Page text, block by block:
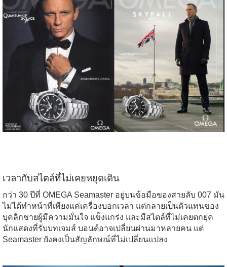
เวลากับสไตล์ที่ไม่เคยหยุดเดิน
กว่า 30 ปีที่ OMEGA Seamaster อยู่บนข้อมือของสายลับ 007 มัน
ไม่ได้ทำหน้าที่เพียงแค่เครื่องบอกเวลา แต่กลายเป็นตัวแทนของ
บุคลิกชายผู้มีความมั่นใจ แข็งแกร่ง และมีสไตล์ที่ไม่เคยตกยุค
นักแสดงที่รับบทเจมส์ บอนด์อาจเปลี่ยนผ่านมาหลายคน แต่
Seamaster ยังคงเป็นสัญลักษณ์ที่ไม่เปลี่ยนแปลง